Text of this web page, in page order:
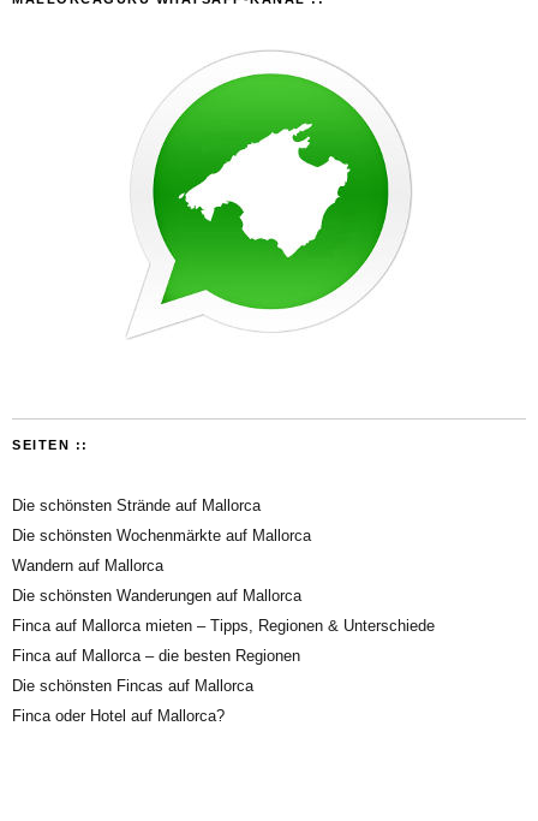
SEITEN ::
Die schönsten Strände auf Mallorca
Die schönsten Wochenmärkte auf Mallorca
Wandern auf Mallorca
Die schönsten Wanderungen auf Mallorca
Finca auf Mallorca mieten – Tipps, Regionen & Unterschiede
Finca auf Mallorca – die besten Regionen
Die schönsten Fincas auf Mallorca
Finca oder Hotel auf Mallorca?